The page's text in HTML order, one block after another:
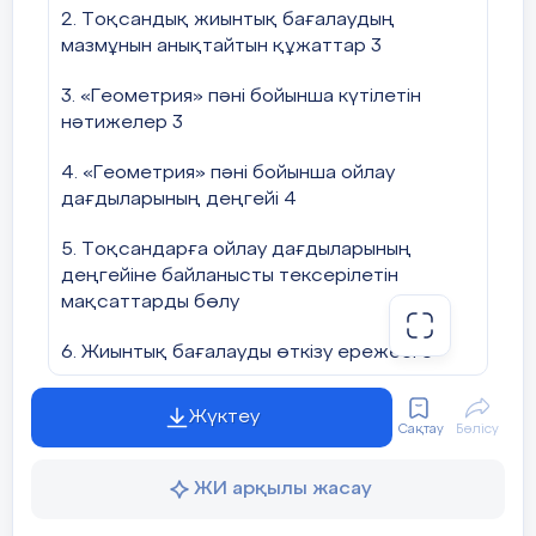
1-сурет
Суреттегі барлық
Суреттегі барлық
2. Тоқсандық жиынтық бағалаудың
мазмұнын анықтайтын құжаттар 3
3. «Геометрия» пәні бойынша күтілетін
нәтижелер 3
4. «Геометрия» пәні бойынша ойлау
дағдыларының деңгейі 4
5. Тоқсандарға ойлау дағдыларының
деңгейіне байланысты тексерілетін
мақсаттарды бөлу
6. Жиынтық бағалауды өткізу ережесі 6
7. Модерация және балл қою 6
1-ТОҚСАН БОЙЫНША ЖИЫНТЫҚ
БАҒАЛАУ СПЕЦИФИКАЦИЯСЫ 7
Жүктеу
Сақтау Бөлісу
ЖИ арқылы жасау